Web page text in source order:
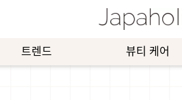
트렌드 뷰티 케어